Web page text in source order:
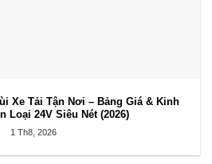
Xe Tải Tận Nơi – Bảng Giá & Kinh
Loại 24V Siêu Nét (2026)
1 Th8, 2026